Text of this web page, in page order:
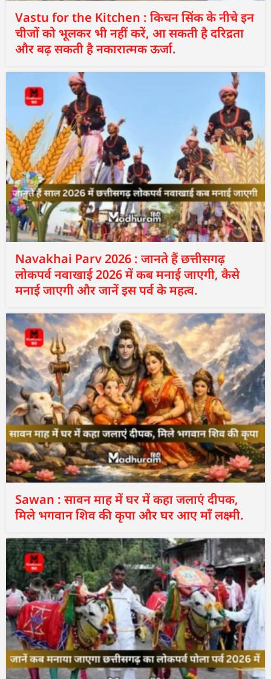
Vastu for the Kitchen : किचन सिंक के नीचे इन
चीजों को भूलकर भी नहीं करें, आ सकती है दरिद्रता
और बढ़ सकती है नकारात्मक ऊर्जा.
Navakhai Parv 2026 : जानते हैं छत्तीसगढ़
लोकपर्व नवाखाई 2026 में कब मनाई जाएगी, कैसे
मनाई जाएगी और जानें इस पर्व के महत्व.
Sawan : सावन माह में घर में कहा जलाएं दीपक,
मिले भगवान शिव की कृपा और घर आए माँ लक्ष्मी.